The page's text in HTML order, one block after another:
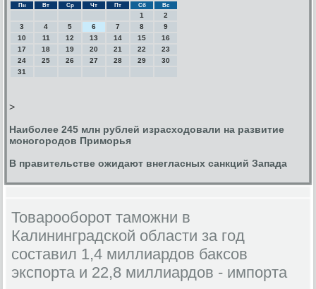
Пн Вт Ср Чт Пт Сб Вс
1
2
3
4 5 6 7 8
9
10
11 12 13 14 15
16
17
18 19 20 21 22
23
24
25 26 27 28 29
30
31
>
Наиболее 245 млн рублей израсходовали на развитие
моногородов Приморья
В правительстве ожидают внегласных санкций Запада
Товарооборот таможни в
Калининградской области за год
составил 1,4 миллиардов баксов
экспорта и 22,8 миллиардов - импорта